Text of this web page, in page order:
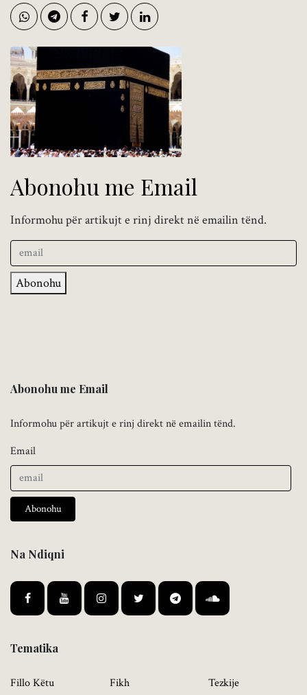
Abonohu me Email
Informohu për artikujt e rinj direkt në emailin tënd.
Abonohu
Abonohu me Email
Informohu për artikujt e rinj direkt në emailin tënd.
Email
Abonohu
Na Ndiqni
Tematika
Fillo Këtu Fikh Tezkije